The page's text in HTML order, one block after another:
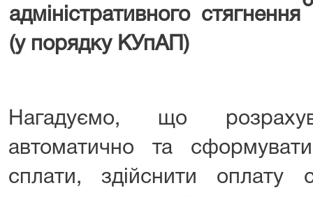
адміністративного стягнення
(у порядку КУпАП)
Нагадуємо, що
автоматично та
сплати, здійснити оплату